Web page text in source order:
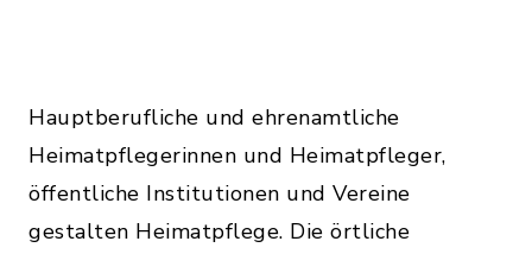
Hauptberufliche und ehrenamtliche
Heimatpflegerinnen und Heimatpfleger,
öffentliche Institutionen und Vereine
gestalten Heimatpflege. Die örtliche